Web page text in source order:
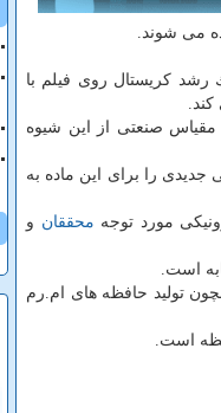
می شوند.
كریستال روی فیلم با
كند.
مقیاس صنعتی از این شیوه
فیزیكی جدیدی را برای این ماده به
مورد توجه محققان و
تولید حافظه های ام.رم
است.